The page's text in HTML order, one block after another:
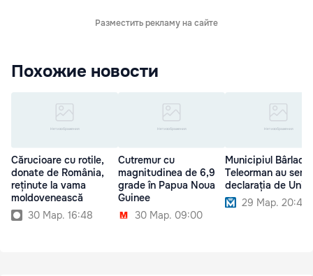
Разместить рекламу на сайте
Похожие новости
Cărucioare cu rotile,
donate de România,
reținute la vama
moldovenească
30 Мар. 16:48
Cutremur cu
magnitudinea de 6,9
grade în Papua Noua
Guinee
30 Мар. 09:00
Municipiul Bârlad
Teleorman au
declarația de Unire
29 Мар. 20:40